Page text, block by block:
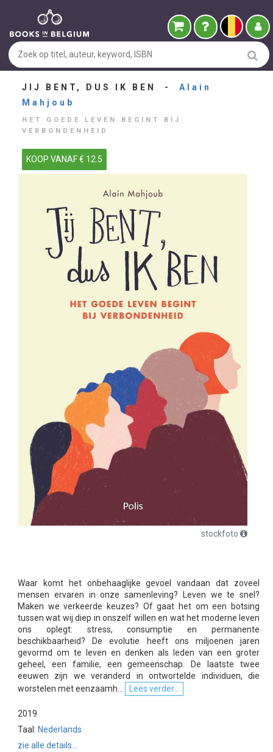
JIJ BENT, DUS IK BEN - Alain
Mahjoub
HET GOEDE LEVEN BEGINT BIJ
VERBONDENHEID
KOOP VANAF € 12.5
stockfoto
Waar komt het onbehaaglijke gevoel vandaan dat zoveel
mensen ervaren in onze samenleving? Leven we te snel?
Maken we verkeerde keuzes? Of gaat het om een botsing
tussen wat wij diep in onszelf willen en wat het moderne leven
ons oplegt: stress, consumptie en permanente
beschikbaarheid? De evolutie heeft ons miljoenen jaren
gevormd om te leven en denken als leden van een groter
geheel, een familie, een gemeenschap. De laatste twee
eeuwen zijn we veranderd in ontwortelde individuen, die
worstelen met eenzaamh...
Lees verder...
2019
Taal: Nederlands
zie alle details...